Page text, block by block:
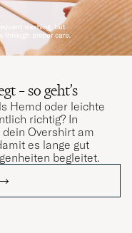
– so geht’s
Hemd oder leichte
richtig? In
Overshirt am
es lange gut
begleitet.